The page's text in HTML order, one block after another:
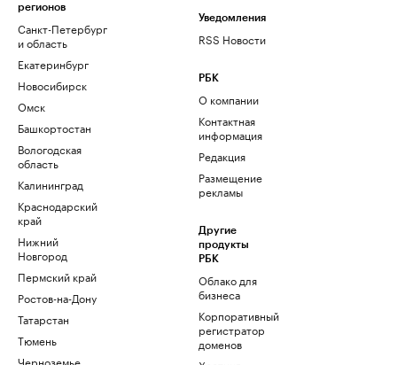
регионов
Санкт-Петербург
и область
Екатеринбург
Новосибирск
Омск
Башкортостан
Вологодская
область
Калининград
Краснодарский
край
Нижний
Новгород
Пермский край
Ростов-на-Дону
Татарстан
Тюмень
Черноземье
Уведомления
RSS Новости
РБК
О компании
Контактная
информация
Редакция
Размещение
рекламы
Другие
продукты
РБК
Облако для
бизнеса
Корпоративный
регистратор
доменов